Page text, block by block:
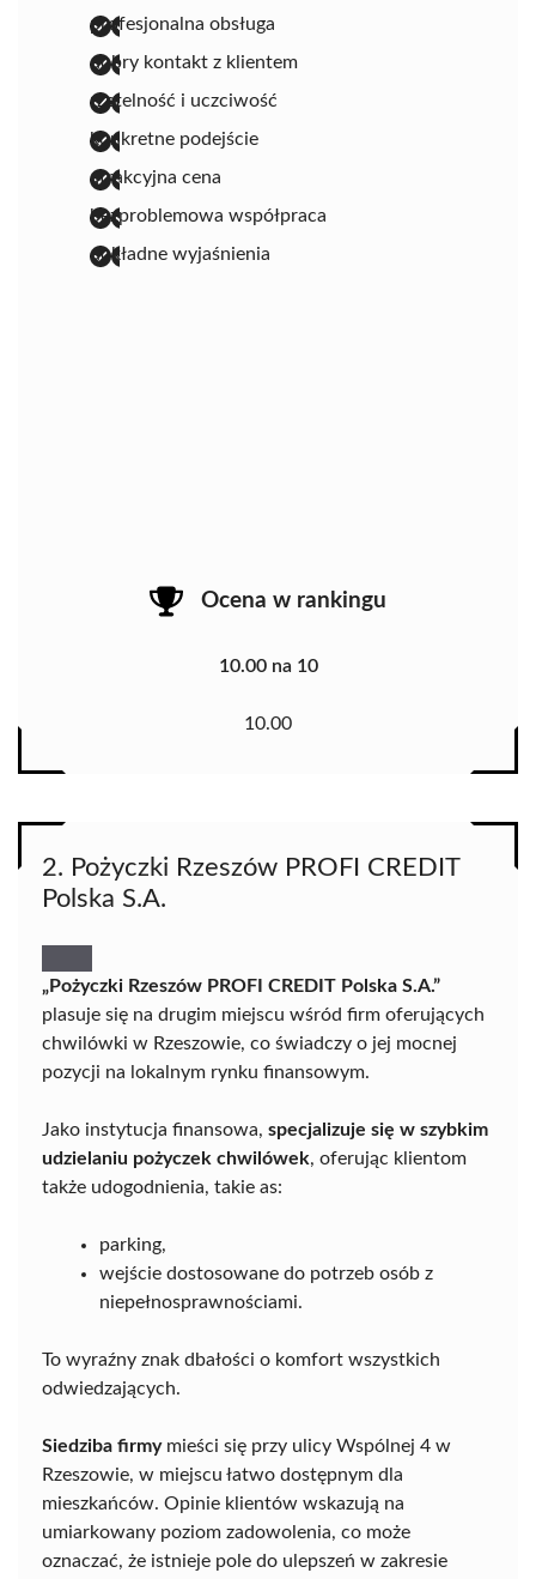
profesjonalna obsługa
dobry kontakt z klientem
rzetelność i uczciwość
konkretne podejście
atrakcyjna cena
bezproblemowa współpraca
dokładne wyjaśnienia
Ocena w rankingu
10.00 na 10
10.00
2. Pożyczki Rzeszów PROFI CREDIT
Polska S.A.
„Pożyczki Rzeszów PROFI CREDIT Polska S.A.”
plasuje się na drugim miejscu wśród firm oferujących
chwilówki w Rzeszowie, co świadczy o jej mocnej
pozycji na lokalnym rynku finansowym.
Jako instytucja finansowa, specjalizuje się w szybkim
udzielaniu pożyczek chwilówek, oferując klientom
także udogodnienia, takie as:
parking,
wejście dostosowane do potrzeb osób z
niepełnosprawnościami.
To wyraźny znak dbałości o komfort wszystkich
odwiedzających.
Siedziba firmymieści się przy ulicy Wspólnej 4 w
Rzeszowie, w miejscu łatwo dostępnym dla
mieszkańców. Opinie klientów wskazują na
umiarkowany poziom zadowolenia, co może
oznaczać, że istnieje pole do ulepszeń w zakresie